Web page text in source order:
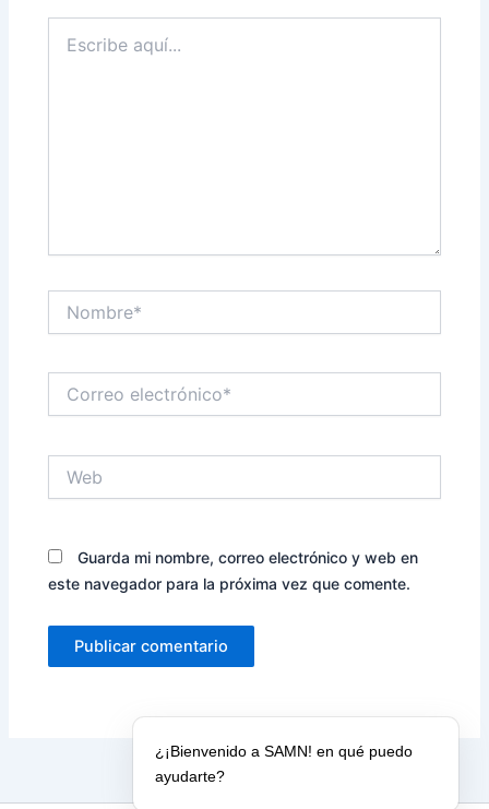
aquí...
electrónico*
Guarda mi nombre, correo electrónico y web en
este navegador para la próxima vez que comente.
¿¡Bienvenido a SAMN! en qué puedo
ayudarte?